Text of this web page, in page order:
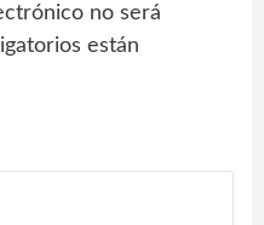
no será
están